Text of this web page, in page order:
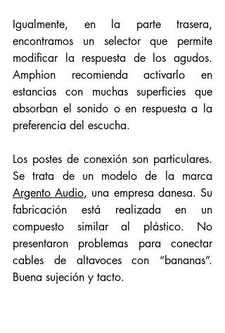
Igualmente, en la parte trasera,
encontramos un selector que permite
modificar la respuesta de los agudos.
Amphion recomienda activarlo en
estancias con muchas superficies que
absorban el sonido o en respuesta a la
preferencia del escucha.
Los postes de conexión son particulares.
Argento Audio, una empresa danesa. Su
fabricación está realizada en un
compuesto similar al plástico. No
presentaron problemas para conectar
cables de altavoces con “bananas”.
Buena sujeción y tacto.